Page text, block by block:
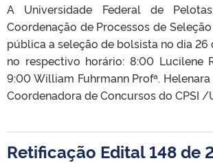
A Universidade Federal de
Coordenação de Processos de
pública a seleção de bolsista no dia 26
no respectivo horário: 8:00 Lucilene
9:00 William Fuhrmann Profª.
Coordenadora de Concursos do CPSI /
Retificação Edital 148 de